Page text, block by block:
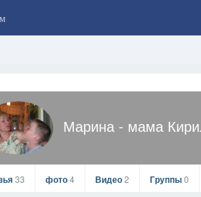
Марина - мама
33 фото4 Видео2 Группы0